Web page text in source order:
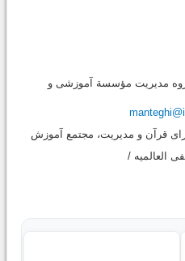
مدیریت مؤسسة آموزشی و
قرآن و مدیریت، مجتمع آموزش
العالمیه /